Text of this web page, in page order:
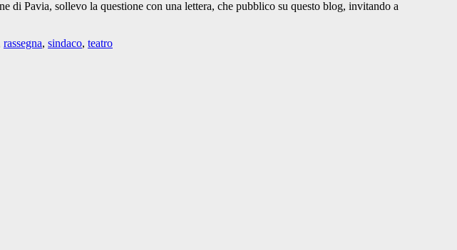
di Pavia, sollevo la questione con una lettera, che pubblico su questo blog, invitando a
rassegna, sindaco, teatro